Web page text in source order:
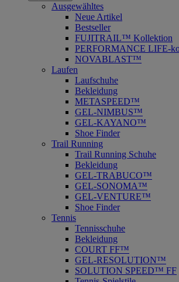
Ausgewähltes
Neue Artikel
Bestseller
FUJITRAIL™ Kollektion
PERFORMANCE LIFE-
NOVABLAST™
Laufen
Laufschuhe
Bekleidung
METASPEED™
GEL-NIMBUS™
GEL-KAYANO™
Shoe Finder
Trail Running
Trail Running Schuhe
Bekleidung
GEL-TRABUCO™
GEL-SONOMA™
GEL-VENTURE™
Shoe Finder
Tennis
Tennisschuhe
Bekleidung
COURT FF™
GEL-RESOLUTION™
SOLUTION SPEED™ FF